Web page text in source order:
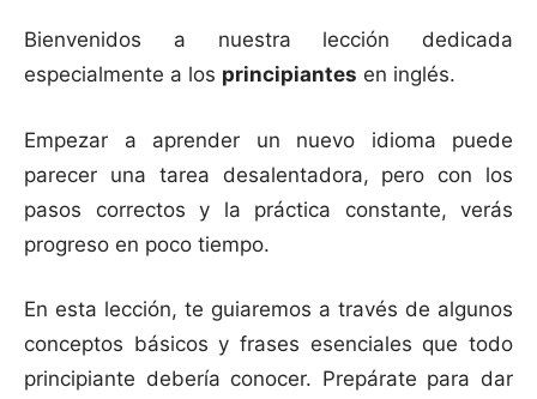
Bienvenidos a nuestra lección dedicada
especialmente a los principiantes en inglés.
Empezar a aprender un nuevo idioma puede
parecer una tarea desalentadora, pero con los
pasos correctos y la práctica constante, verás
progreso en poco tiempo.
En esta lección, te guiaremos a través de algunos
conceptos básicos y frases esenciales que todo
principiante debería conocer. Prepárate para dar